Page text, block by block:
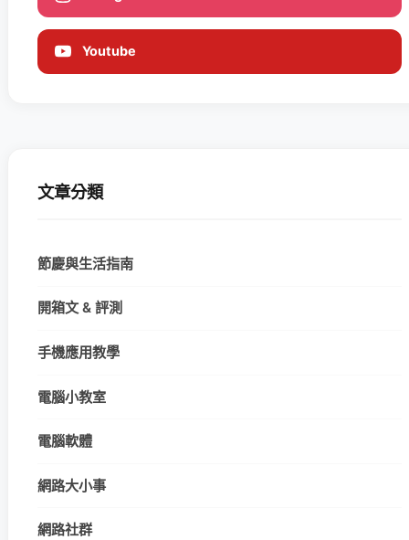
Youtube
文章分類
節慶與生活指南
開箱文 & 評測
手機應用教學
電腦小教室
電腦軟體
網路大小事
網路社群